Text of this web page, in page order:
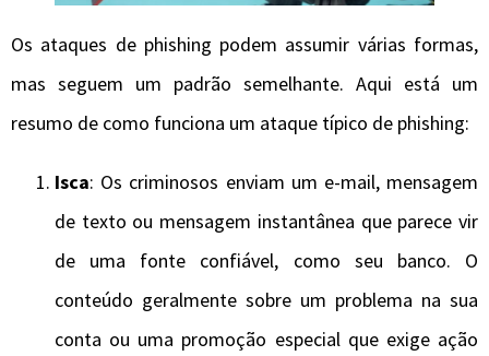
Os ataques de phishing podem assumir várias formas,
mas seguem um padrão semelhante. Aqui está um
resumo de como funciona um ataque típico de phishing:
Isca: Os criminosos enviam um e-mail, mensagem
de texto ou mensagem instantânea que parece vir
de uma fonte confiável, como seu banco. O
conteúdo geralmente sobre um problema na sua
conta ou uma promoção especial que exige ação